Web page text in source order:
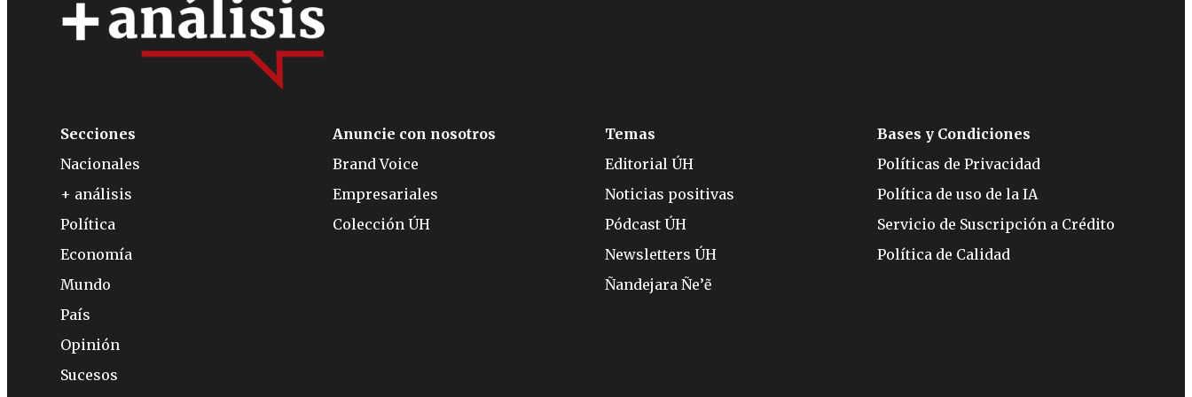
Secciones
Nacionales
+ análisis
Política
Economía
Mundo
País
Opinión
Sucesos
Anuncie con nosotros
Brand Voice
Empresariales
Colección ÚH
Temas
Editorial ÚH
Noticias positivas
Pódcast ÚH
Newsletters ÚH
Ñandejara Ñe’ẽ
Bases y Condiciones
Políticas de Privacidad
Política de uso de la IA
Servicio de Suscripción a Crédito
Política de Calidad